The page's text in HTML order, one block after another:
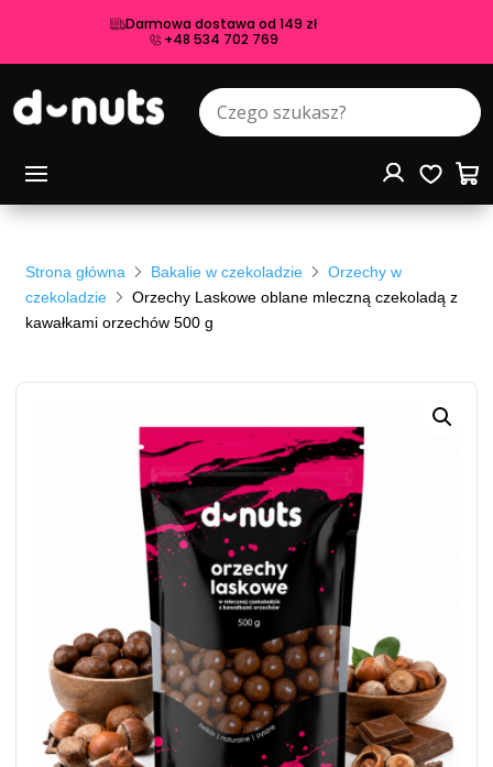
Darmowa dostawa od 149 zł
+48 534 702 769
Strona główna Bakalie w czekoladzie
Orzechy w
czekoladzie
Orzechy Laskowe oblane mleczną czekoladą z
kawałkami orzechów 500 g